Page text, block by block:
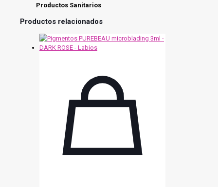
Productos Sanitarios
Productos relacionados